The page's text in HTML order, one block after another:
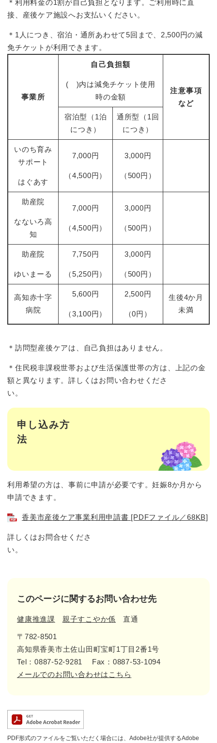
＊利用料金の1割が自己負担となります。ご利用時に直
接、産後ケア施設へお支払いください。
＊1人につき、宿泊・通所あわせて5回まで、2,500円の減
免チケットが利用できます。
事業所
自己負担額
( )内は減免チケット使用
時の金額
注意事項
など
宿泊型（1泊
につき）
通所型（1回
につき）
いのち育み
サポート
はぐあす
7,000円
（4,500円）
3,000円
（500円）
助産院
なないろ高
知
7,000円
（4,500円）
3,000円
（500円）
助産院
ゆいまーる
7,750円
（5,250円）
3,000円
（500円）
高知赤十字
病院
5,600円
（3,100円）
2,500円
（0円）
生後4か月
未満
＊訪問型産後ケアは、自己負担はありません。
＊住民税非課税世帯および生活保護世帯の方は、上記の金
額と異なります。詳しくはお問い合わせくださ
い。
申し込み方
法
利用希望の方は、事前に申請が必要です。妊娠8か月から
申請できます。
香美市産後ケア事業利用申請書 [PDFファイル／68KB]
詳しくはお問合せくださ
い。
このページに関するお問い合わせ先
健康推進課 親子すこやか係 直通
〒782-8501
高知県香美市土佐山田町宝町1丁目2番1号
Tel：0887-52-9281
Fax：0887-53-1094
メールでのお問い合わせはこちら
PDF形式のファイルをご覧いただく場合には、Adobe社が提供するAdobe